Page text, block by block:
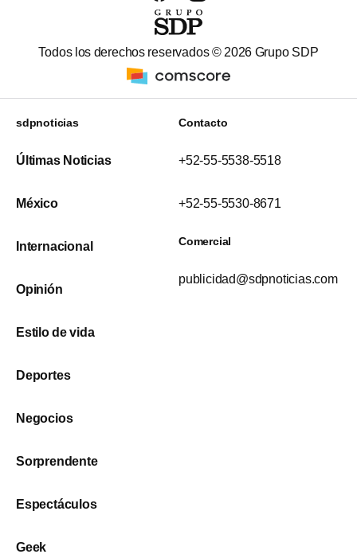
Todos los derechos reservados © 2026 Grupo SDP
sdpnoticias
Últimas Noticias
México
Internacional
Opinión
Estilo de vida
Deportes
Negocios
Sorprendente
Espectáculos
Geek
Contacto
+52-55-5538-5518
+52-55-5530-8671
Comercial
publicidad@sdpnoticias.com